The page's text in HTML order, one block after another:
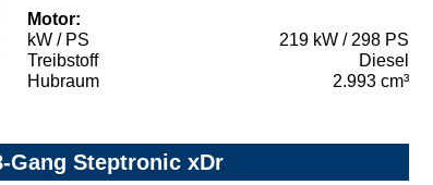
Motor:
kW / PS
219 kW / 298 PS
Treibstoff
Diesel
Hubraum
2.993 cm³
Gang Steptronic xDr